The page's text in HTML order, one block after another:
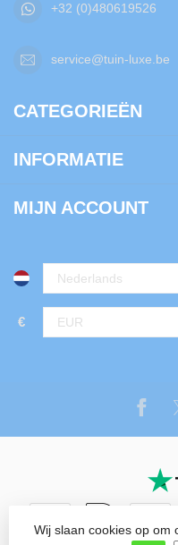
+32 (0)480619526
service@tuin-luxe.be
CATEGORIEËN
INFORMATIE
MIJN ACCOUNT
€
Wij slaan cookies op om